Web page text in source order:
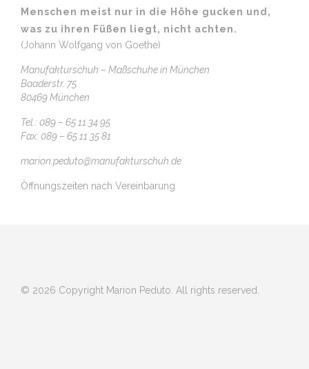
Menschen meist nur in die Höhe gucken und,
was zu ihren Füßen liegt, nicht achten.
(Johann Wolfgang von Goethe)
Manufakturschuh – Maßschuhe in München
Baaderstr. 75
80469 München
Tel.: 089 – 65 11 34 95
Fax: 089 – 65 11 35 81
marion.peduto@manufakturschuh.de
Öffnungszeiten nach Vereinbarung
© 2026 Copyright Marion Peduto. All rights reserved.